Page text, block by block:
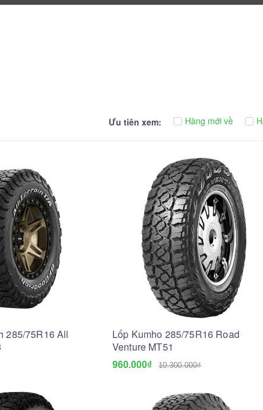
Ưu tiên xem: Hàng mới về
285/75R16 All
Lốp Kumho 285/75R16 Road
Venture MT51
960.000₫ 10.300.000₫